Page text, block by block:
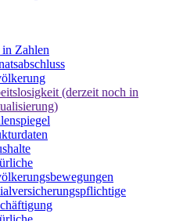
Zahlen
(derzeit noch in